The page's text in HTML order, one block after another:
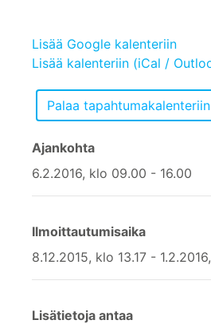
Lisää Google kalenteriin
Lisää kalenteriin (iCal /
Ajankohta
6.2.2016, klo 09.00 - 16.00
Ilmoittautumisaika
8.12.2015, klo 13.17 -
Lisätietoja antaa